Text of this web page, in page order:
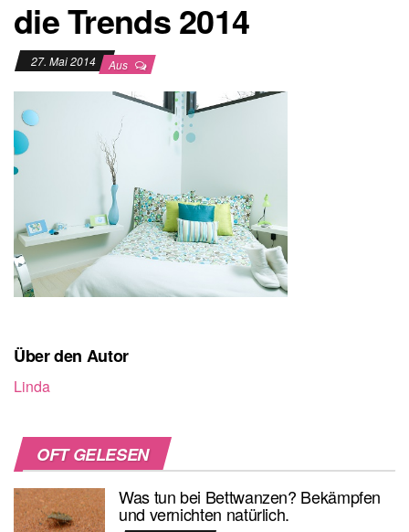
die Trends 2014
27. Mai 2014 Aus
Über den Autor
Linda
OFT GELESEN
Was tun bei Bettwanzen? Bekämpfen
und vernichten natürlich.